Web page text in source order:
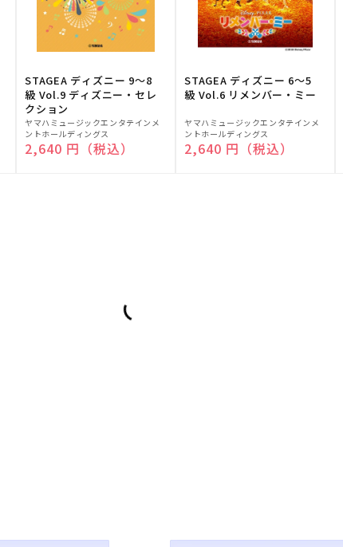
STAGEA ディズニー 9～8
級 Vol.9 ディズニー・セレ
クション
販
売
元:
ヤマハミュージックエンタテインメ
ントホールディングス
通常価格
2,640 円（税込）
STAGEA ディズニー 6～5
級 Vol.6 リメンバー・ミー
販
売
元:
ヤマハミュージックエンタテインメ
ントホールディングス
通常価格
2,640 円（税込）